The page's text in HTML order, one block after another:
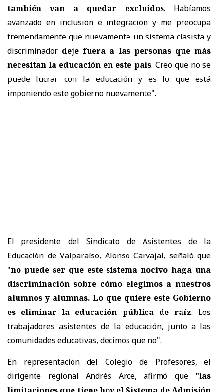
también van a quedar excluidos. Habíamos
avanzado en inclusión e integración y me preocupa
tremendamente que nuevamente un sistema clasista y
discriminador deje fuera a las personas que más
necesitan la educación en este país. Creo que no se
puede lucrar con la educación y es lo que está
imponiendo este gobierno nuevamente".
El presidente del Sindicato de Asistentes de la
Educación de Valparaíso, Alonso Carvajal, señaló que
"no puede ser que este sistema nocivo haga una
discriminación sobre cómo elegimos a nuestros
alumnos y alumnas. Lo que quiere este Gobierno
es eliminar la educación pública de raíz. Los
trabajadores asistentes de la educación, junto a las
comunidades educativas, decimos que no".
En representación del Colegio de Profesores, el
dirigente regional Andrés Arce, afirmó que
"las
limitaciones que tiene hoy el Sistema de Admisión